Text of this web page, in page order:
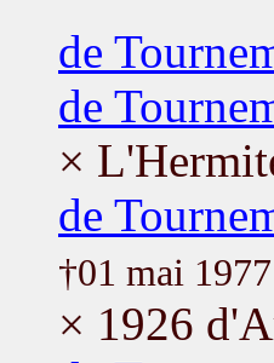
de
de
×
de
†01 mai 1977
× 1926